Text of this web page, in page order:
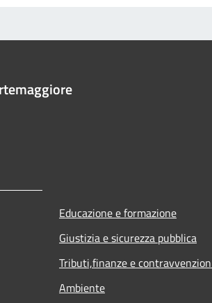
Educazione e formazione
Giustizia e sicurezza pubblica
Tributi,finanze e
Ambiente